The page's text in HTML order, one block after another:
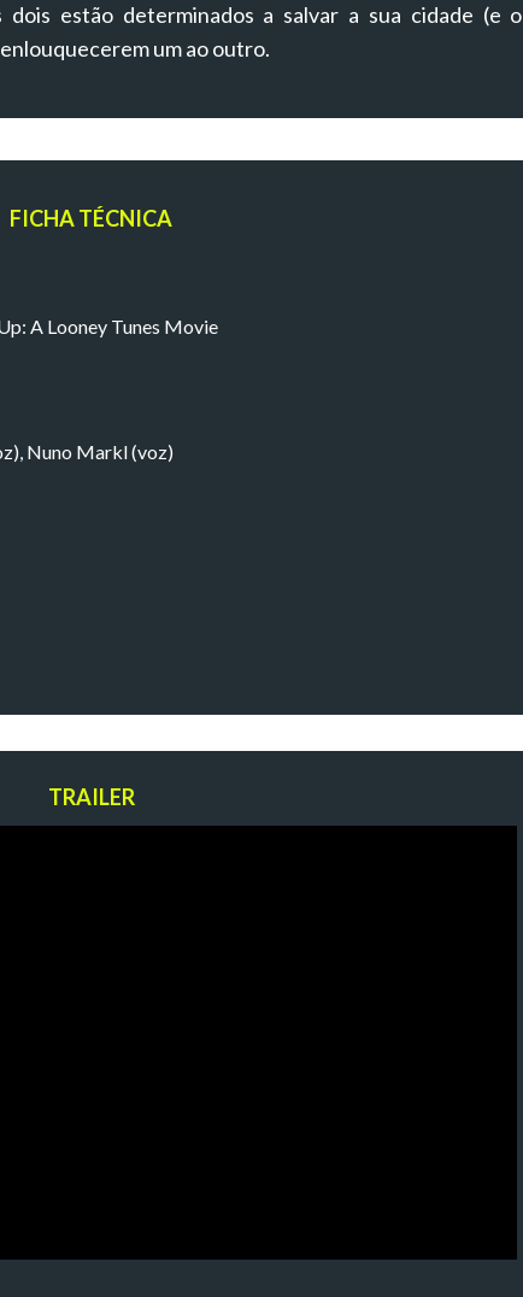
dois estão determinados a salvar a sua cidade (e o
um ao outro.
FICHA TÉCNICA
A Looney Tunes Movie
Nuno Markl (voz)
TRAILER